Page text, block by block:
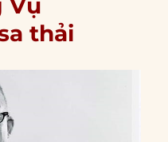
Vụ
thải